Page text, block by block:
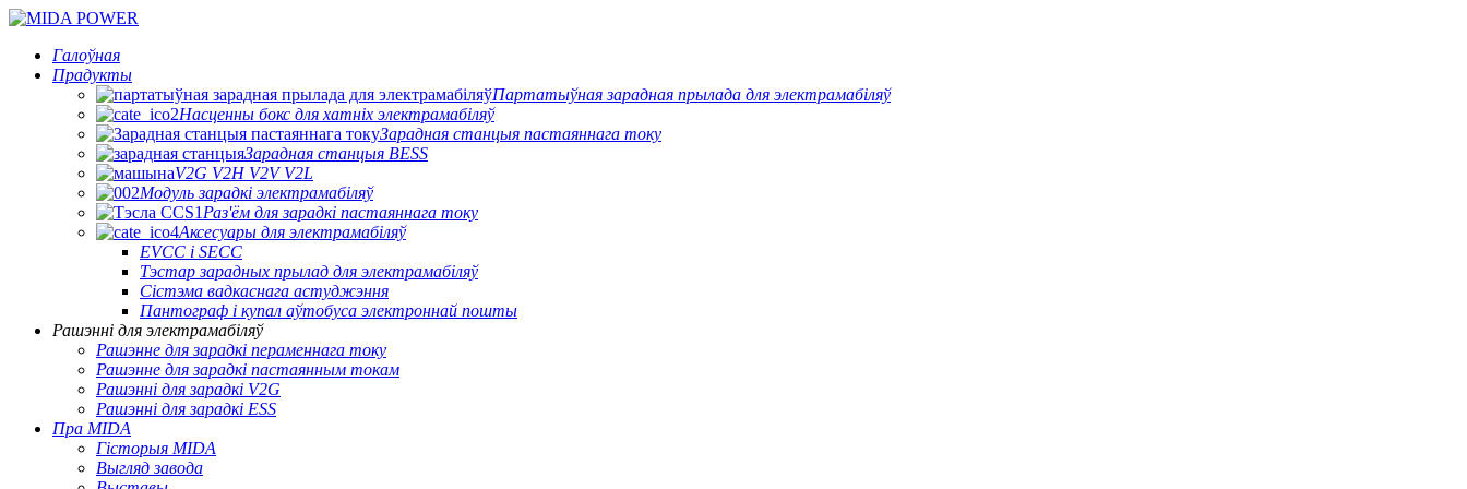
Галоўная
Прадукты
Партатыўная зарадная прылада для электрамабіляў
Насценны бокс для хатніх электрамабіляў
Зарадная станцыя пастаяннага току
Зарадная станцыя BESS
V2G V2H V2V V2L
Модуль зарадкі электрамабіляў
Раз'ём для зарадкі пастаяннага току
Аксесуары для электрамабіляў
EVCC і SECC
Тэстар зарадных прылад для электрамабіляў
Сістэма вадкаснага астуджэння
Пантограф і купал аўтобуса электроннай пошты
Рашэнні для электрамабіляў
Рашэнне для зарадкі пераменнага току
Рашэнне для зарадкі пастаянным токам
Рашэнні для зарадкі V2G
Рашэнні для зарадкі ESS
Пра MIDA
Гісторыя MIDA
Выгляд завода